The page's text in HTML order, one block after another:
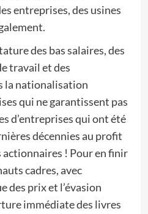
entreprises, des usines
des bas salaires, des
travail et des
la nationalisation
qui ne garantissent pas
d’entreprises qui ont été
décennies au profit
actionnaires ! Pour en finir
cadres, avec
des prix et l’évasion
immédiate des livres